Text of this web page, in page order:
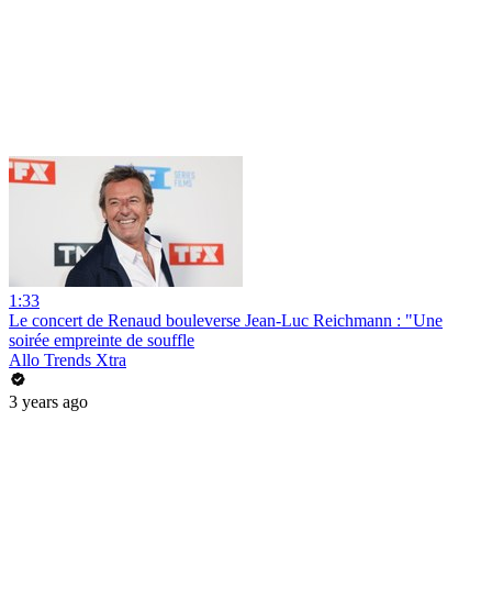
1:33
Le concert de Renaud bouleverse Jean-Luc Reichmann : "Une
soirée empreinte de souffle
Allo Trends Xtra
3 years ago